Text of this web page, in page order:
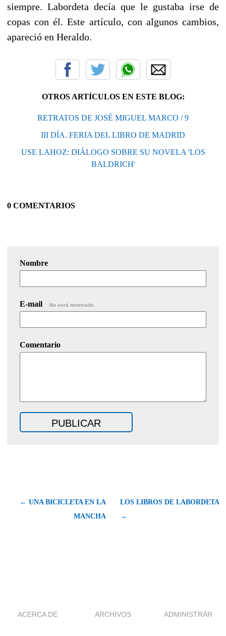
siempre. Labordeta decía que le gustaba irse de
copas con él. Este artículo, con algunos cambios,
apareció en Heraldo.
OTROS ARTÍCULOS EN ESTE BLOG:
RETRATOS DE JOSÉ MIGUEL MARCO / 9
III DÍA. FERIA DEL LIBRO DE MADRID
USE LAHOZ: DIÁLOGO SOBRE SU NOVELA 'LOS
BALDRICH'
0 COMENTARIOS
Nombre
E-mail No será mostrado.
Comentario
← UNA BICICLETA EN LA
MANCHA
LOS LIBROS DE LABORDETA
→
ACERCA DE ARCHIVOS ADMINISTRAR